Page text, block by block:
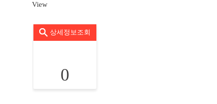
View
상세정보조회
0